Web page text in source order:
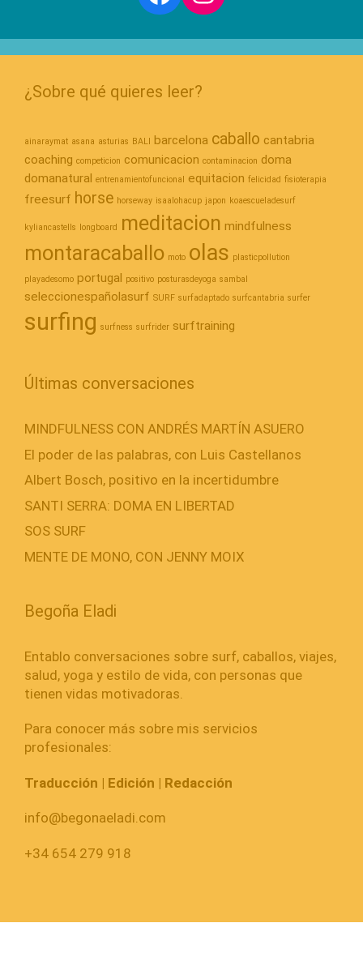
¿Sobre qué quieres leer?
ainaraymat asana asturias BALI barcelona caballo cantabria
coaching competicion comunicacion contaminacion doma
domanatural
entrenamientofuncional equitacion felicidad fisioterapia
freesurf horse horseway isaalohacup japon koaescueladesurf
kyliancastells longboard meditacion mindfulness
montaracaballo moto olas plasticpollution
playadesomo portugal positivo posturasdeyoga sambal
seleccionespañolasurf SURF surfadaptado surfcantabria surfer
surfing surfness surfrider surftraining
Últimas conversaciones
MINDFULNESS CON ANDRÉS MARTÍN ASUERO
El poder de las palabras, con Luis Castellanos
Albert Bosch, positivo en la incertidumbre
SANTI SERRA: DOMA EN LIBERTAD
SOS SURF
MENTE DE MONO, CON JENNY MOIX
Begoña Eladi
Entablo conversaciones sobre surf, caballos, viajes,
salud, yoga y estilo de vida, con personas que
tienen vidas motivadoras.
Para conocer más sobre mis servicios
profesionales:
Traducción | Edición | Redacción
info@begonaeladi.com
+34 654 279 918